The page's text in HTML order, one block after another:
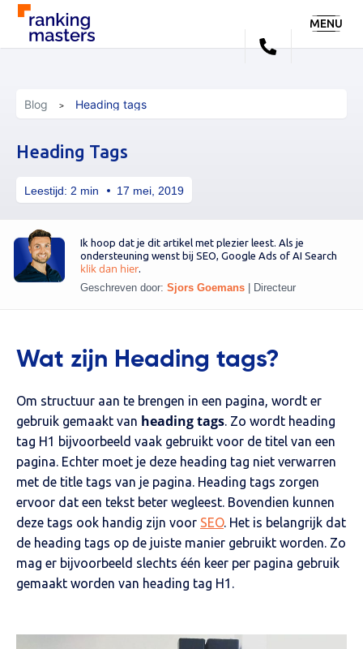
MENU
Blog Heading tags
Leestijd: 2 min 17 mei, 2019
Heading Tags
Ik hoop dat je dit artikel met plezier leest. Als je
ondersteuning wenst bij SEO, Google Ads of AI Search
klik dan hier
Geschreven door: Sjors Goemans | Directeur
Wat zijn Heading tags?
Om structuur aan te brengen in een pagina, wordt er
gebruik gemaakt van heading tags. Zo wordt heading
tag H1 bijvoorbeeld vaak gebruikt voor de titel van een
pagina. Echter moet je deze heading tag niet verwarren
met de title tags van je pagina. Heading tags zorgen
ervoor dat een tekst beter wegleest. Bovendien kunnen
deze tags ook handig zijn voor SEO. Het is belangrijk dat
de heading tags op de juiste manier gebruikt worden. Zo
mag er bijvoorbeeld slechts één keer per pagina gebruik
gemaakt worden van heading tag H1.